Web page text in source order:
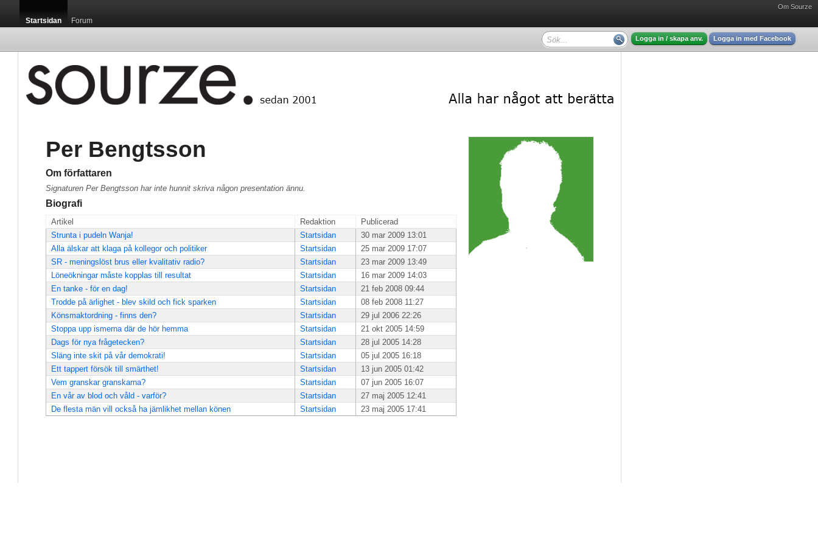
Om Sourze
Startsidan Forum
Logga in / skapa anv. Logga in med Facebook
Per Bengtsson
Om författaren
Signaturen Per Bengtsson har inte hunnit skriva någon presentation ännu.
Biografi
Artikel Redaktion
Publicerad
Strunta i pudeln Wanja!
Startsidan
30 mar 2009 13:01
Alla älskar att klaga på kollegor och politiker
Startsidan
25 mar 2009 17:07
SR - meningslöst brus eller kvalitativ radio?
Startsidan
23 mar 2009 13:49
Löneökningar måste kopplas till resultat
Startsidan
16 mar 2009 14:03
En tanke - för en dag!
Startsidan
21 feb 2008 09:44
Trodde på ärlighet - blev skild och fick sparken
Startsidan
08 feb 2008 11:27
Könsmaktordning - finns den?
Startsidan
29 jul 2006 22:26
Stoppa upp ismerna där de hör hemma
Startsidan
21 okt 2005 14:59
Dags för nya frågetecken?
Startsidan
28 jul 2005 14:28
Släng inte skit på vår demokrati!
Startsidan
05 jul 2005 16:18
Ett tappert försök till smärthet!
Startsidan
13 jun 2005 01:42
Vem granskar granskarna?
Startsidan
07 jun 2005 16:07
En vår av blod och våld - varför?
Startsidan
27 maj 2005 12:41
De flesta män vill också ha jämlikhet mellan könen
Startsidan 23 maj 2005 17:41